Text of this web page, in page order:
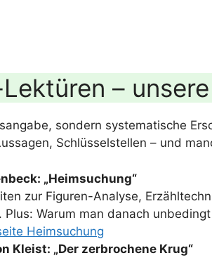
–
sondern systematische
Schlüsselstellen – und
„Heimsuchung“
zur Figuren-Analyse,
Plus: Warum man danach
Heimsuchung
Kleist: „Der zerbrochene Krug“